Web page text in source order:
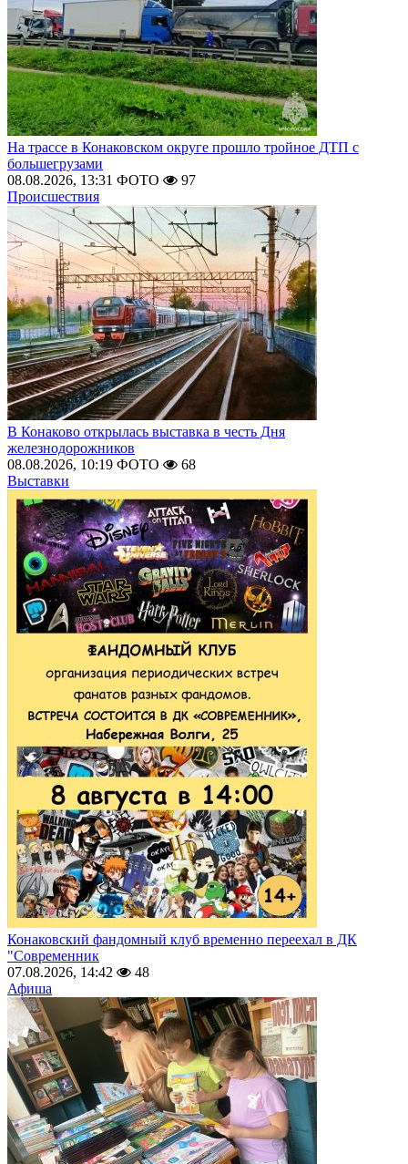
На трассе в Конаковском округе прошло тройное ДТП с
большегрузами
08.08.2026, 13:31 ФОТО
97
Происшествия
В Конаково открылась выставка в честь Дня
железнодорожников
08.08.2026, 10:19 ФОТО
68
Выставки
Конаковский фандомный клуб временно переехал в ДК
"Современник
07.08.2026, 14:42
48
Афиша